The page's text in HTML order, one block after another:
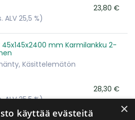
23,80 €
ALV 25,5 %)
mm Karmilankku 2-
Käsittelemätön
28,30 €
ALV 25,5 %)
×
käyttää evästeitä